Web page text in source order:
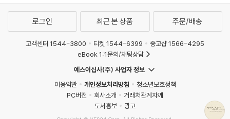
남창훈 교수는 ‘인간의 경계는 어디까지인가’라는 질문을 통해 이타주의가
인간만의 윤리로 제한되지 않으며, 더 높은 차원에서 자연의 존재 양식이
라고 설명한다. 즉, 자연의 질서 자체가 공존과 공생이라는 거대한 이타주
의의 일환이며, 우리 존재의 근본조건이라고 것이다.
홍성욱 교수는 이를 인공지능으로 확장시켜 생명이 없는 존재의 이타성에
공지능이 탄생할 수 있다고 경고한다. 이 인공지능과 인류와 호혜적 관계
를 맺기 위해서는 명령과 복종이 아닌 인공지능 스스로 가치를 학습할 수
있도록 도와주어야 하는데, 그 교본은 다름 아닌 우리 자신이다. 우리 스스
로그인 최근 본 상품 주문/배송
고객센터 1544-3800 티켓 1544-6399
중고샵 1566-4295
eBook 1:1문의/채팅상담
예스이십사(주) 사업자 정보
이용약관
개인정보처리방침
청소년보호정책
PC버전
회사소개
거래처관계자께
도서홍보
광고